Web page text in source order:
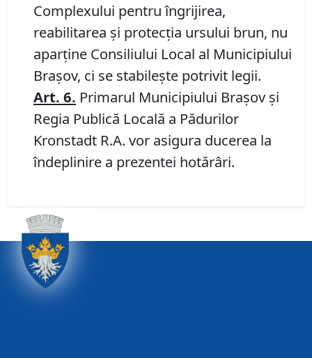
Complexului pentru îngrijirea,
reabilitarea și protecția ursului brun, nu
aparţine Consiliului Local al Municipiului
Brașov, ci se stabileşte potrivit legii.
Art. 6. Primarul Municipiului Braşov şi
Regia Publică Locală a Pădurilor
Kronstadt R.A. vor asigura ducerea la
îndeplinire a prezentei hotărâri.